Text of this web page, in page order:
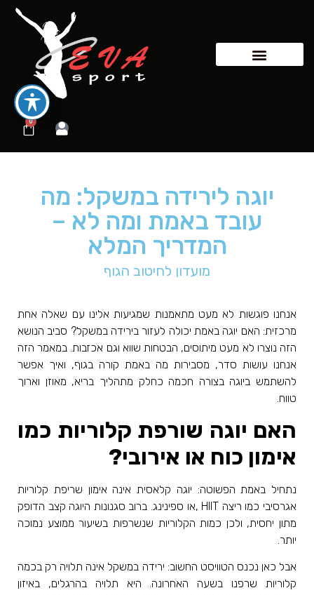
0
יוגה לירידה במשקל: מה
עובד באמת ומה לא –
המדריך המלא
מועדון לחיטוב הגוף
אנחנו פוגשות לא מעט מתאמנות שמגיעות אלינו עם שאלה אחת
מרכזית: האם יוגה באמת יכולה לעזור בירידה במשקל? סביב הנושא
הזה נוצרו לא מעט מיתוסים, הבטחות שווא וגם אכזבות. במאמר הזה
אנחנו עושות סדר, מסבירות מה באמת קורה בגוף, ואיך אפשר
להשתמש ביוגה בצורה חכמה כחלק מתהליך בריא, מאוזן וארוך
טווח
האם יוגה שורפת קלוריות כמו
אימון כוח או אירובי?
נתחיל באמת הפשוטה: יוגה קלאסית אינה אימון שריפת קלוריות
אגרסיבי כמו ריצה , HIITאו ספינינג. ברוב סגנונות היוגה קצב הדופק
מתון יחסית, ולכן כמות הקלוריות שנשרפות בשיעור ממוצע נמוכה
יותר.
אבל כאן נכנס הטוויסט החשוב: ירידה במשקל אינה תלויה רק בכמה
קלוריות שרפנו בשעה האחרונה. היא תלויה בהרגלים, באיזון